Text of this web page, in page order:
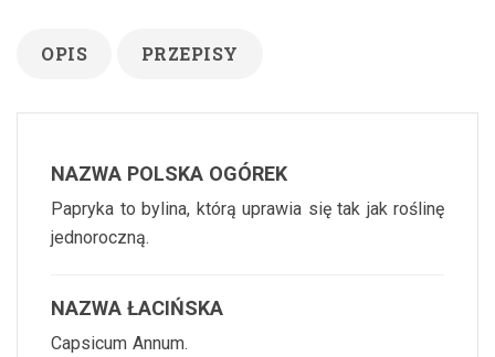
OPIS PRZEPISY
NAZWA POLSKA OGÓREK
Papryka to bylina, którą uprawia się tak jak roślinę
jednoroczną.
NAZWA ŁACIŃSKA
Capsicum Annum.